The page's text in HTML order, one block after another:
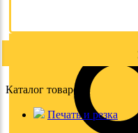
Каталог товаров
Печать и резка